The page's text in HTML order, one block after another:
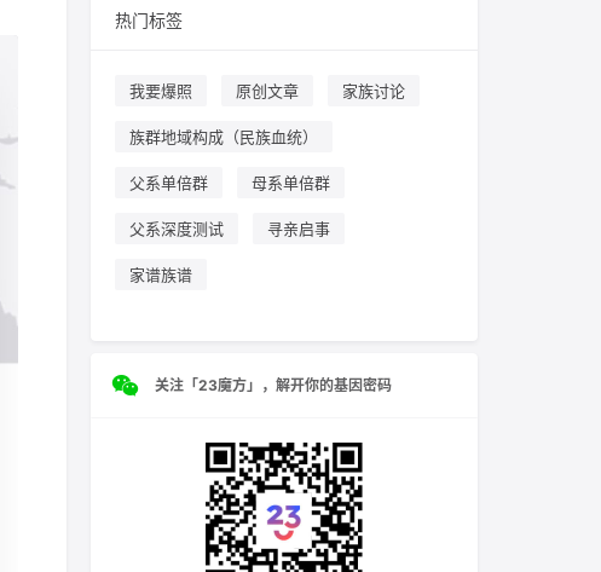
热门标签
我要爆照 原创文章 家族讨论
族群地域构成（民族血统）
父系单倍群 母系单倍群
父系深度测试 寻亲启事
家谱族谱
关注「23魔方」，解开你的基因密码